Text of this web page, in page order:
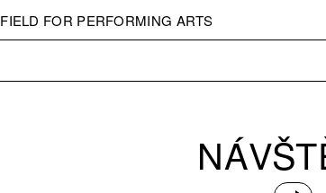
FIELD FOR PERFORMING ARTS